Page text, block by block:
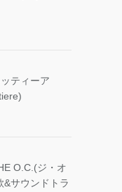
ティーア
O.C.(ジ・オ
&サウンドトラ